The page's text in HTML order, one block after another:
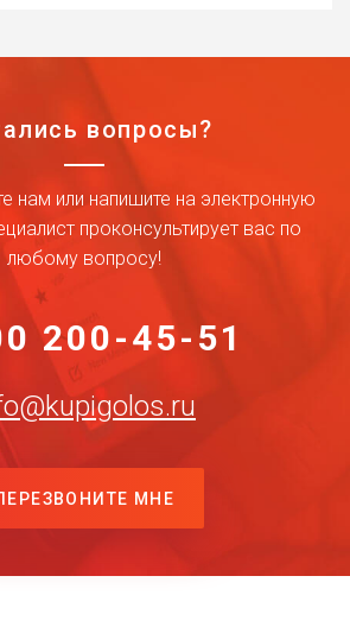
вопросы?
нам или напишите на электронную
проконсультирует вас по
любому вопросу!
200-45-51
МНЕ